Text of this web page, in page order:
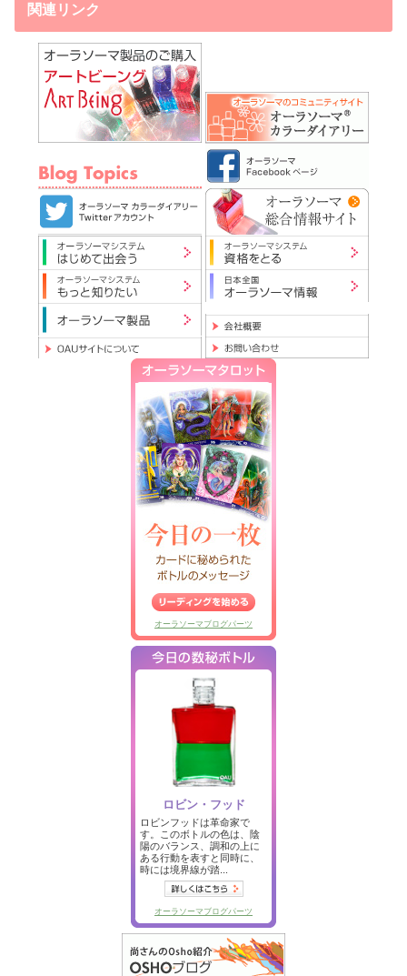
関連リンク